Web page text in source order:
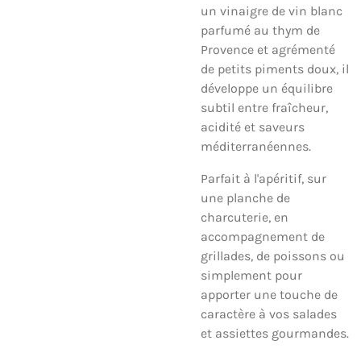
un vinaigre de vin blanc
parfumé au thym de
Provence et agrémenté
de petits piments doux, il
développe un équilibre
subtil entre fraîcheur,
acidité et saveurs
méditerranéennes.
Parfait à l'apéritif, sur
une planche de
charcuterie, en
accompagnement de
grillades, de poissons ou
simplement pour
apporter une touche de
caractère à vos salades
et assiettes gourmandes.